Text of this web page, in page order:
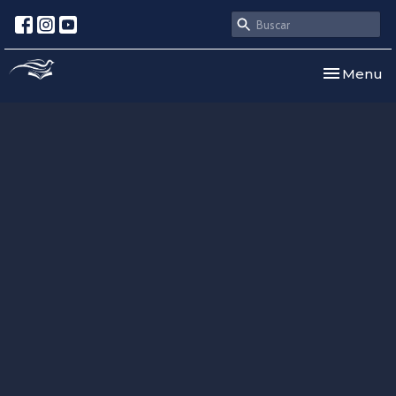
Toggle
Menu